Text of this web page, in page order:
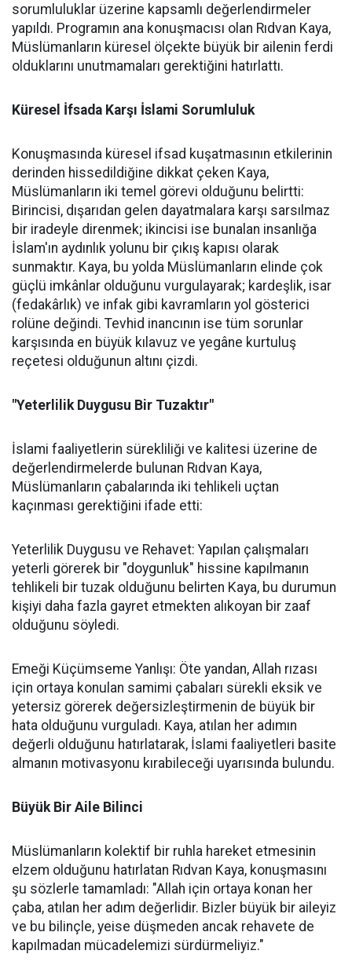
sorumluluklar üzerine kapsamlı değerlendirmeler
yapıldı. Programın ana konuşmacısı olan Rıdvan Kaya,
Müslümanların küresel ölçekte büyük bir ailenin ferdi
olduklarını unutmamaları gerektiğini hatırlattı.
Küresel İfsada Karşı İslami Sorumluluk
Konuşmasında küresel ifsad kuşatmasının etkilerinin
derinden hissedildiğine dikkat çeken Kaya,
Müslümanların iki temel görevi olduğunu belirtti:
Birincisi, dışarıdan gelen dayatmalara karşı sarsılmaz
bir iradeyle direnmek; ikincisi ise bunalan insanlığa
İslam'ın aydınlık yolunu bir çıkış kapısı olarak
sunmaktır. Kaya, bu yolda Müslümanların elinde çok
güçlü imkânlar olduğunu vurgulayarak; kardeşlik, isar
(fedakârlık) ve infak gibi kavramların yol gösterici
rolüne değindi. Tevhid inancının ise tüm sorunlar
karşısında en büyük kılavuz ve yegâne kurtuluş
reçetesi olduğunun altını çizdi.
"Yeterlilik Duygusu Bir Tuzaktır"
İslami faaliyetlerin sürekliliği ve kalitesi üzerine de
değerlendirmelerde bulunan Rıdvan Kaya,
Müslümanların çabalarında iki tehlikeli uçtan
kaçınması gerektiğini ifade etti:
Yeterlilik Duygusu ve Rehavet: Yapılan çalışmaları
yeterli görerek bir "doygunluk" hissine kapılmanın
tehlikeli bir tuzak olduğunu belirten Kaya, bu durumun
kişiyi daha fazla gayret etmekten alıkoyan bir zaaf
olduğunu söyledi.
Emeği Küçümseme Yanlışı: Öte yandan, Allah rızası
için ortaya konulan samimi çabaları sürekli eksik ve
yetersiz görerek değersizleştirmenin de büyük bir
hata olduğunu vurguladı. Kaya, atılan her adımın
değerli olduğunu hatırlatarak, İslami faaliyetleri basite
almanın motivasyonu kırabileceği uyarısında bulundu.
Büyük Bir Aile Bilinci
Müslümanların kolektif bir ruhla hareket etmesinin
elzem olduğunu hatırlatan Rıdvan Kaya, konuşmasını
şu sözlerle tamamladı: "Allah için ortaya konan her
çaba, atılan her adım değerlidir. Bizler büyük bir aileyiz
ve bu bilinçle, yeise düşmeden ancak rehavete de
kapılmadan mücadelemizi sürdürmeliyiz."